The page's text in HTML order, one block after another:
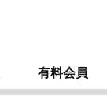
有料会員